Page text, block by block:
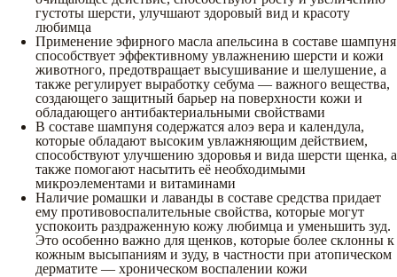
густоты шерсти, улучшают здоровый вид и красоту
любимца
Применение эфирного масла апельсина в составе шампуня
способствует эффективному увлажнению шерсти и кожи
животного, предотвращает высушивание и шелушение, а
также регулирует выработку себума — важного вещества,
создающего защитный барьер на поверхности кожи и
обладающего антибактериальными свойствами
В составе шампуня содержатся алоэ вера и календула,
которые обладают высоким увлажняющим действием,
способствуют улучшению здоровья и вида шерсти щенка, а
также помогают насытить её необходимыми
микроэлементами и витаминами
Наличие ромашки и лаванды в составе средства придает
ему противовоспалительные свойства, которые могут
успокоить раздраженную кожу любимца и уменьшить зуд.
Это особенно важно для щенков, которые более склонны к
кожным высыпаниям и зуду, в частности при атопическом
дерматите — хроническом воспалении кожи